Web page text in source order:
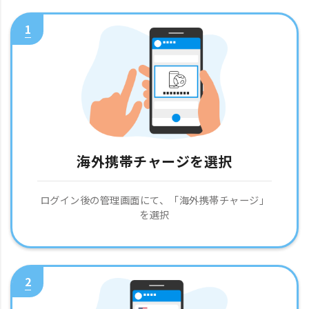
1
海外携帯チャージを選択
ログイン後の管理画面にて、「海外携帯チャージ」
を選択
2